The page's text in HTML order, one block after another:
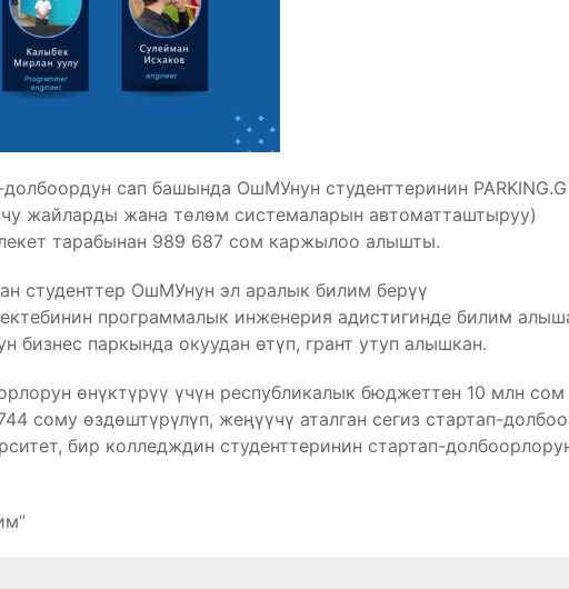
сап башында ОшМУнун студенттеринин
жайларды жана төлөм системаларын автоматташтыруу)
тарабынан 989 687 сом каржылоо алышты.
студенттер ОшМУнун эл аралык билим берүү
программалык инженерия адистигинде билим
бизнес паркында окуудан өтүп, грант утуп алышкан.
өнүктүрүү үчүн республикалык бюджеттен 10 млн сом
сому өздөштүрүлүп, жеңүүчү аталган сегиз стартап-
бир колледждин студенттеринин стартап-